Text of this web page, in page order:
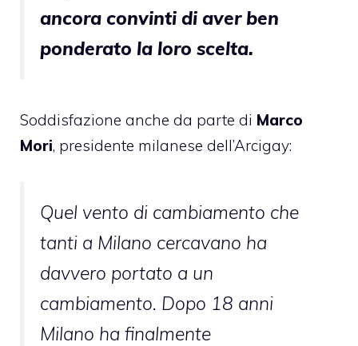
ancora convinti di aver ben
ponderato la loro scelta.
Soddisfazione anche da parte di Marco
Mori, presidente milanese dell’Arcigay:
Quel vento di cambiamento che
tanti a Milano cercavano ha
davvero portato a un
cambiamento. Dopo 18 anni
Milano ha finalmente